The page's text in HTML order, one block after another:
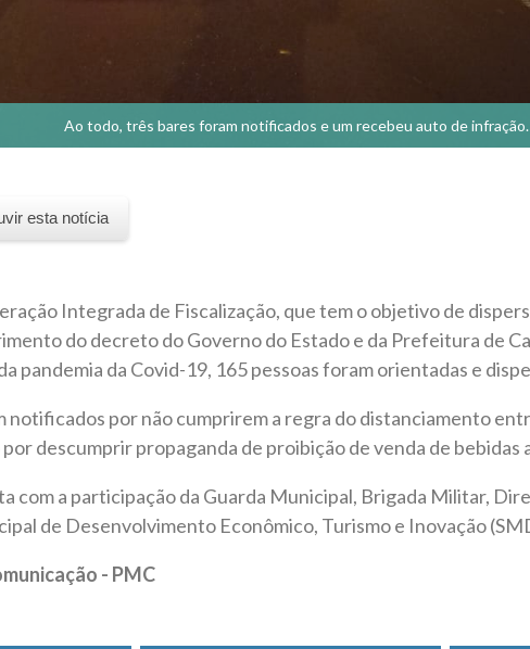
Ao todo, três bares foram notificados e um recebeu auto de infração.
esta notícia
Integrada de Fiscalização, que tem o objetivo de
do decreto do Governo do Estado e da Prefeitura de
pandemia da Covid-19, 165 pessoas foram orientadas e
notificados por não cumprirem a regra do distanciamento
descumprir propaganda de proibição de venda de bebidas
com a participação da Guarda Municipal, Brigada Militar,
de Desenvolvimento Econômico, Turismo e Inovação
- PMC